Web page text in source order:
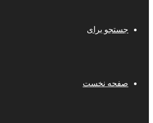
جستجو برای
صفحه نخست